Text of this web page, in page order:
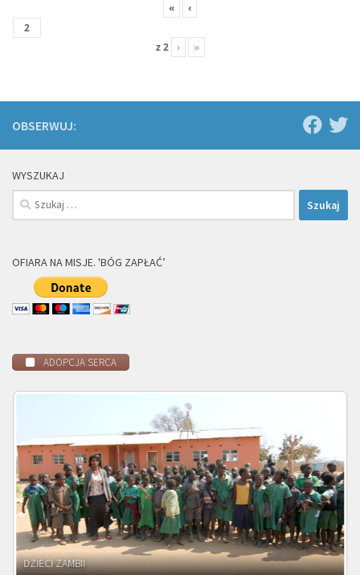
« ‹
z2 › »
OBSERWUJ:
WYSZUKAJ
Szukaj:
OFIARA NA MISJE. 'BÓG ZAPŁAĆ’
ADOPCJA SERCA
DZIECI MALAWI